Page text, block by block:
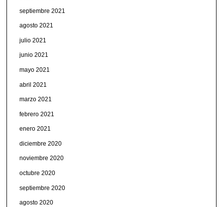
septiembre 2021
agosto 2021
julio 2021
junio 2021
mayo 2021
abril 2021
marzo 2021
febrero 2021
enero 2021
diciembre 2020
noviembre 2020
octubre 2020
septiembre 2020
agosto 2020